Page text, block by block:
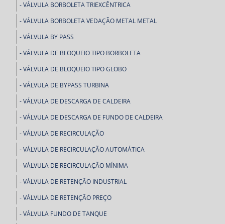
VÁLVULA BORBOLETA TRIEXCÊNTRICA
VÁLVULA BORBOLETA VEDAÇÃO METAL METAL
VÁLVULA BY PASS
VÁLVULA DE BLOQUEIO TIPO BORBOLETA
VÁLVULA DE BLOQUEIO TIPO GLOBO
VÁLVULA DE BYPASS TURBINA
VÁLVULA DE DESCARGA DE CALDEIRA
VÁLVULA DE DESCARGA DE FUNDO DE CALDEIRA
VÁLVULA DE RECIRCULAÇÃO
VÁLVULA DE RECIRCULAÇÃO AUTOMÁTICA
VÁLVULA DE RECIRCULAÇÃO MÍNIMA
VÁLVULA DE RETENÇÃO INDUSTRIAL
VÁLVULA DE RETENÇÃO PREÇO
VÁLVULA FUNDO DE TANQUE